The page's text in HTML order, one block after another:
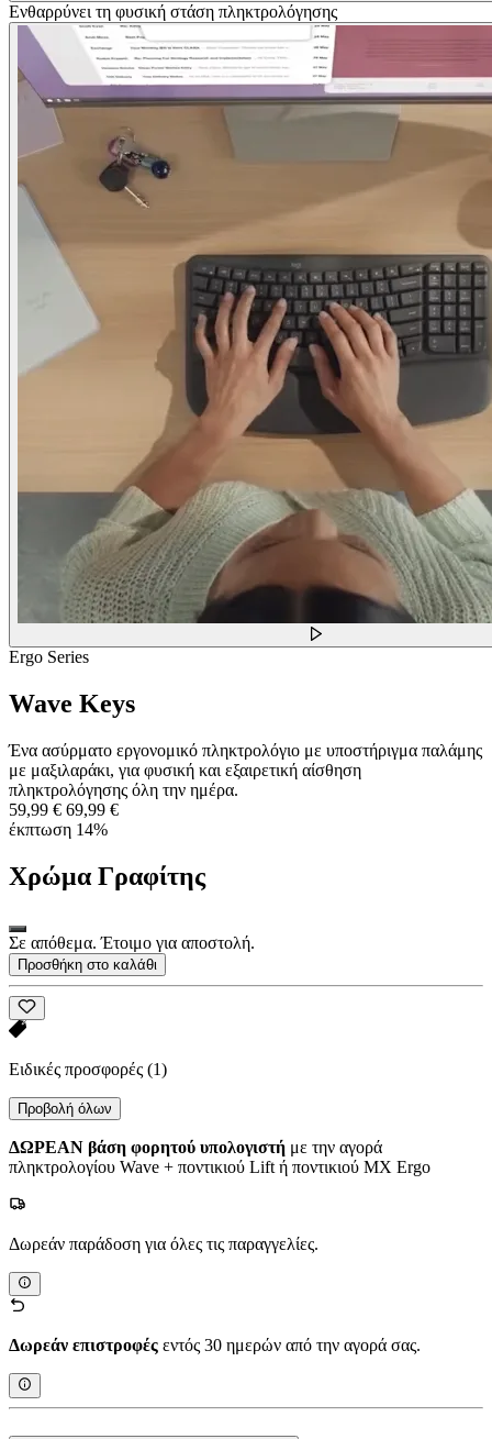
Ενθαρρύνει τη φυσική στάση πληκτρολόγησης
Ergo Series
Wave Keys
Ένα ασύρματο εργονομικό πληκτρολόγιο με υποστήριγμα παλάμης
με μαξιλαράκι, για φυσική και εξαιρετική αίσθηση
πληκτρολόγησης όλη την ημέρα.
59,99 € 69,99 €
έκπτωση 14%
Χρώμα Γραφίτης
Σε απόθεμα. Έτοιμο για αποστολή.
Προσθήκη στο καλάθι
Ειδικές προσφορές (1)
Προβολή όλων
ΔΩΡΕΑΝ βάση φορητού υπολογιστή με την αγορά
πληκτρολογίου Wave + ποντικιού Lift ή ποντικιού MX Ergo
Δωρεάν παράδοση για όλες τις παραγγελίες.
Δωρεάν επιστροφές εντός 30 ημερών από την αγορά σας.